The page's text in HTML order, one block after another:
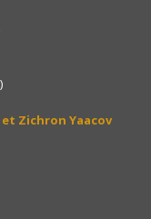
Zichron Yaacov